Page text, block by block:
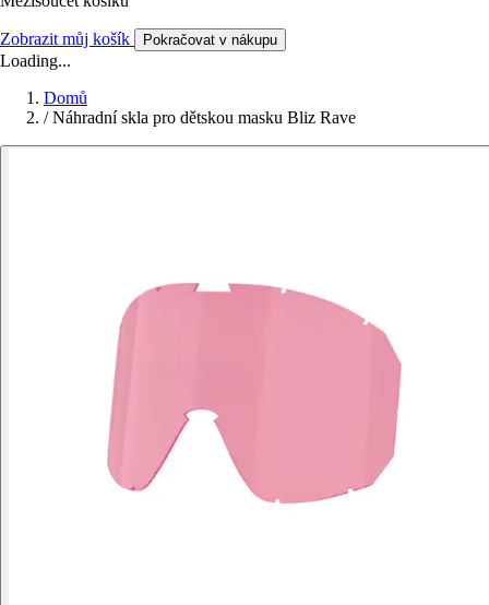
Zobrazit můj košík Pokračovat v nákupu
Loading...
Domů
/ Náhradní skla pro dětskou masku Bliz Rave